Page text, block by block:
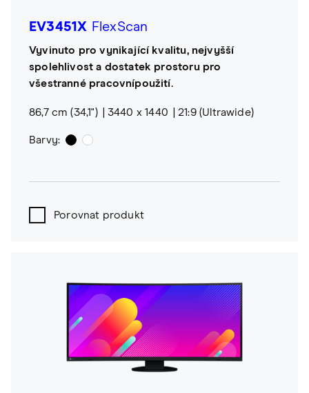
EV3451X FlexScan
Vyvinuto pro vynikající kvalitu, nejvyšší
spolehlivost a dostatek prostoru pro
všestranné pracovnípoužití.
86,7 cm (34,1") 3440 x 1440 21:9 (Ultrawide)
Barvy:
Porovnat produkt